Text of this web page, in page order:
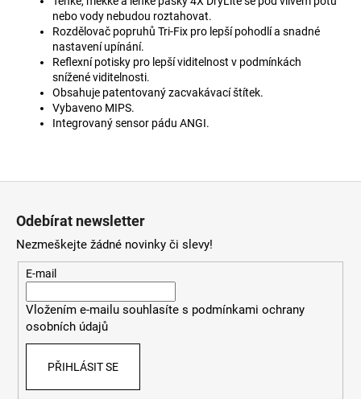
nebo vody nebudou roztahovat.
Rozdělovač popruhů Tri-Fix pro lepší pohodlí a snadné
nastavení upínání.
Reflexní potisky pro lepší viditelnost v podmínkách
snížené viditelnosti.
Obsahuje patentovaný zacvakávací štítek.
Vybaveno MIPS.
Integrovaný sensor pádu ANGI.
Odebírat newsletter
Nezmeškejte žádné novinky či slevy!
E-mail
Vložením e-mailu souhlasíte s podmínkami ochrany
osobních údajů
PŘIHLÁSIT SE